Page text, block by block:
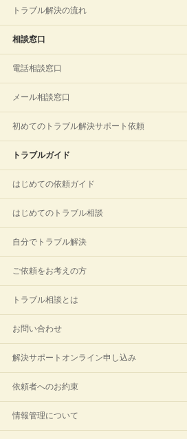
トラブル解決の流れ
相談窓口
電話相談窓口
メール相談窓口
初めてのトラブル解決サポート依頼
トラブルガイド
はじめての依頼ガイド
はじめてのトラブル相談
自分でトラブル解決
ご依頼をお考えの方
トラブル相談とは
お問い合わせ
解決サポートオンライン申し込み
依頼者へのお約束
情報管理について